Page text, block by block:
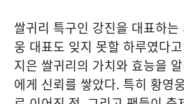
쌀귀리 특구인 강진을 대표하
웅 대표도 잊지 못할 하루였다
지은 쌀귀리의 가치와 효능을
에게 신뢰를 쌓았다. 특히 황영